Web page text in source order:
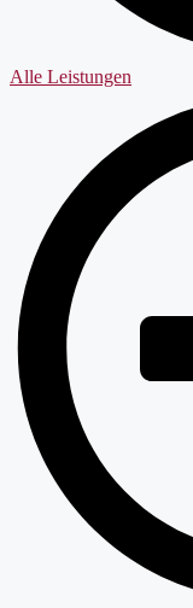
Alle Leistungen